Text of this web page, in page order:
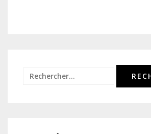
Rechercher :